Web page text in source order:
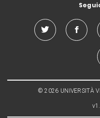
© 2026 UNIVERSITÀ